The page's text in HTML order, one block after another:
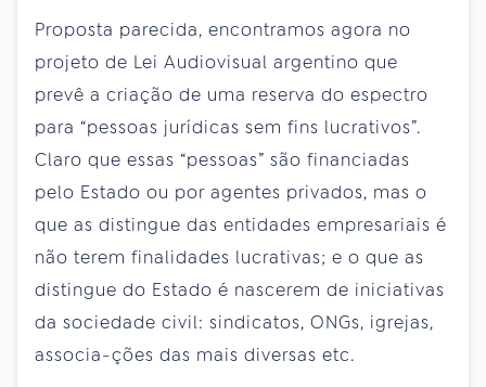
Proposta parecida, encontramos agora no
projeto de Lei Audiovisual argentino que
prevê a criação de uma reserva do espectro
para “pessoas jurídicas sem fins lucrativos”.
Claro que essas “pessoas” são financiadas
pelo Estado ou por agentes privados, mas o
que as distingue das entidades empresariais é
não terem finalidades lucrativas; e o que as
distingue do Estado é nascerem de iniciativas
da sociedade civil: sindicatos, ONGs, igrejas,
associa-ções das mais diversas etc.